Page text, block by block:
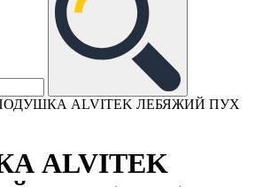
ALVITEK ЛЕБЯЖИЙ ПУХ
ALVITEK